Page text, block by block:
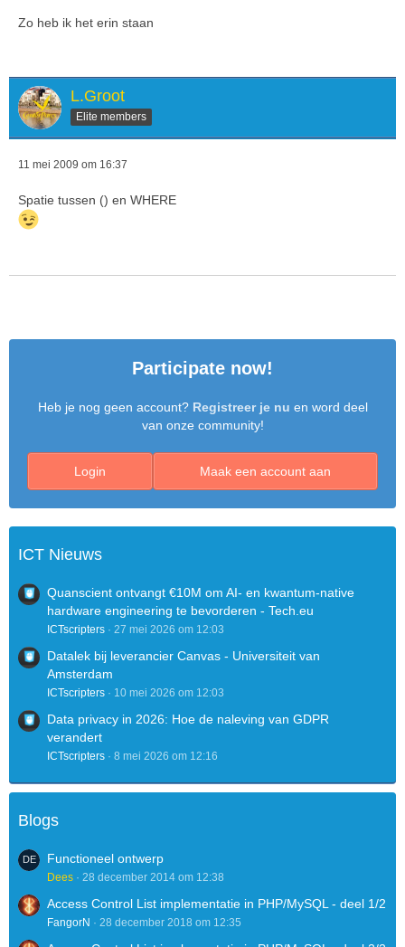
Zo heb ik het erin staan
L.Groot
Elite members
11 mei 2009 om 16:37
Spatie tussen () en WHERE
Participate now!
Heb je nog geen account? Registreer je nu en word deel
van onze community!
Maak een account aan
Login
ICT Nieuws
Quanscient ontvangt €10M om AI- en kwantum-native
hardware engineering te bevorderen - Tech.eu
ICTscripters 27 mei 2026 om 12:03
Datalek bij leverancier Canvas - Universiteit van
Amsterdam
ICTscripters 10 mei 2026 om 12:03
Data privacy in 2026: Hoe de naleving van GDPR
verandert
ICTscripters 8 mei 2026 om 12:16
Blogs
Functioneel ontwerp
Dees 28 december 2014 om 12:38
Access Control List implementatie in PHP/MySQL - deel 1/2
FangorN 28 december 2018 om 12:35